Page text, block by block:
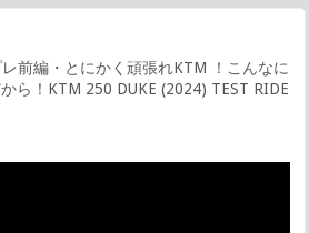
前編・とにかく頑張れKTM ！こんなに
ら！KTM 250 DUKE (2024) TEST RIDE